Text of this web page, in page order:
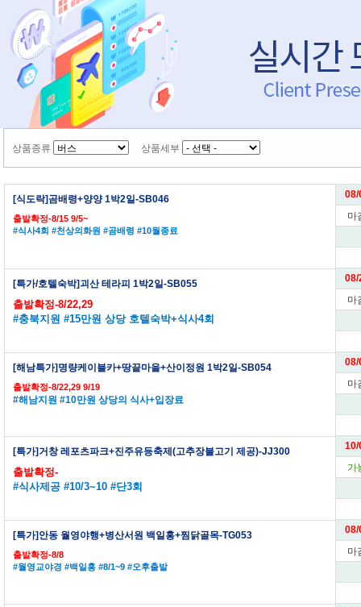
상품종류 상품세부
[식도락]곰배령+양양 1박2일-SB046
출발확정-8/15 9/5~
#식사4회 #천상의화원 #곰배령 #10월종료
08/
마
[특가/호텔숙박]괴산 테라피 1박2일-SB055
출발확정-8/22,29
#충북지원 #15만원 상당 호텔숙박+식사4회
08/
마
[해남특가]명량케이블카+땅끝마을+산이정원 1박2일-SB054
출발확정-8/22,29 9/19
#해남지원 #10만원 상당의 식사+입장료
08/
마
[특가]거창 레포츠파크+진주유등축제(고추장불고기 제공)-JJ300
출발확정-
#식사제공 #10/3~10 #단3회
10/
가
[특가]안동 월영야행+병산서원 백일홍+찜닭골목-TG053
출발확정-8/8
#월영교야경 #백일홍 #8/1~9 #오후출발
08/
마